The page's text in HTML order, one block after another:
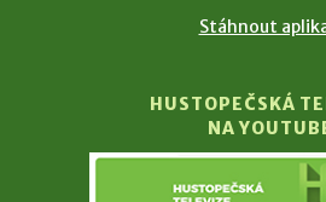
Stáhnout
HUSTOPEČSKÁ
NA